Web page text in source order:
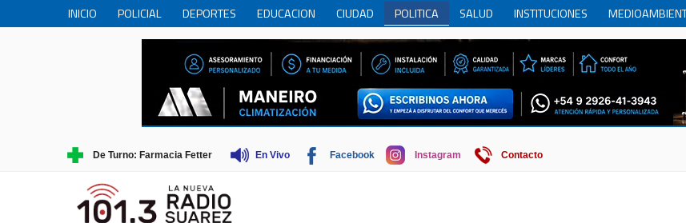
INICIO POLICIAL DEPORTES EDUCACION CIUDAD POLITICA SALUD INSTITUCIONES
PERSONAS MAYORES
CIENCIA MUNICIPIO COMERCIO REGION SOCIEDAD ECONOMIA HISTORIA
TURISMO
De Turno: Farmacia Fetter En Vivo Facebook Instagram Contacto